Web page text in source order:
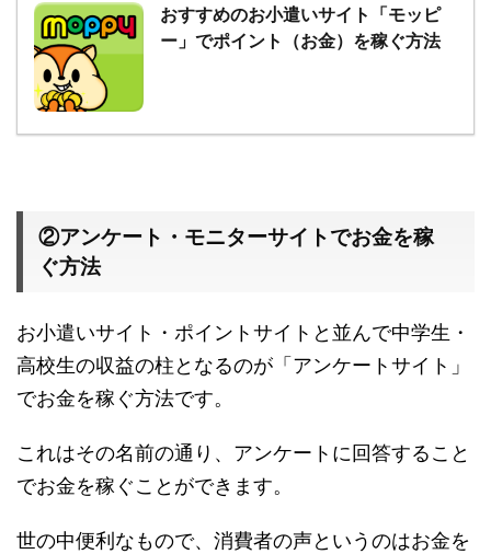
おすすめのお小遣いサイト「モッピ
ー」でポイント（お金）を稼ぐ方法
②アンケート・モニターサイトでお金を稼
ぐ方法
お小遣いサイト・ポイントサイトと並んで中学生・
高校生の収益の柱となるのが「アンケートサイト」
でお金を稼ぐ方法です。
これはその名前の通り、アンケートに回答すること
でお金を稼ぐことができます。
世の中便利なもので、消費者の声というのはお金を